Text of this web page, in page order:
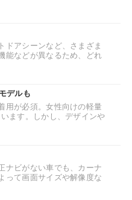
ドアシーンなど、さまざま
能などが異なるため、どれ
デルも
用が必須。女性向けの軽量
ます。しかし、デザインや
ナビがない車でも、カーナ
って画面サイズや解像度な